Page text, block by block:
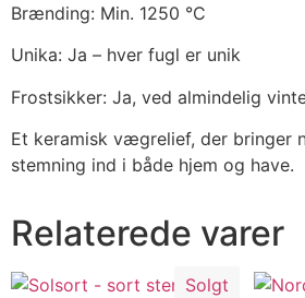
Brænding: Min. 1250 °C
Unika: Ja – hver fugl er unik
Frostsikker: Ja, ved almindelig
Et keramisk vægrelief, der bringer
stemning ind i både hjem og have.
Relaterede varer
Solgt